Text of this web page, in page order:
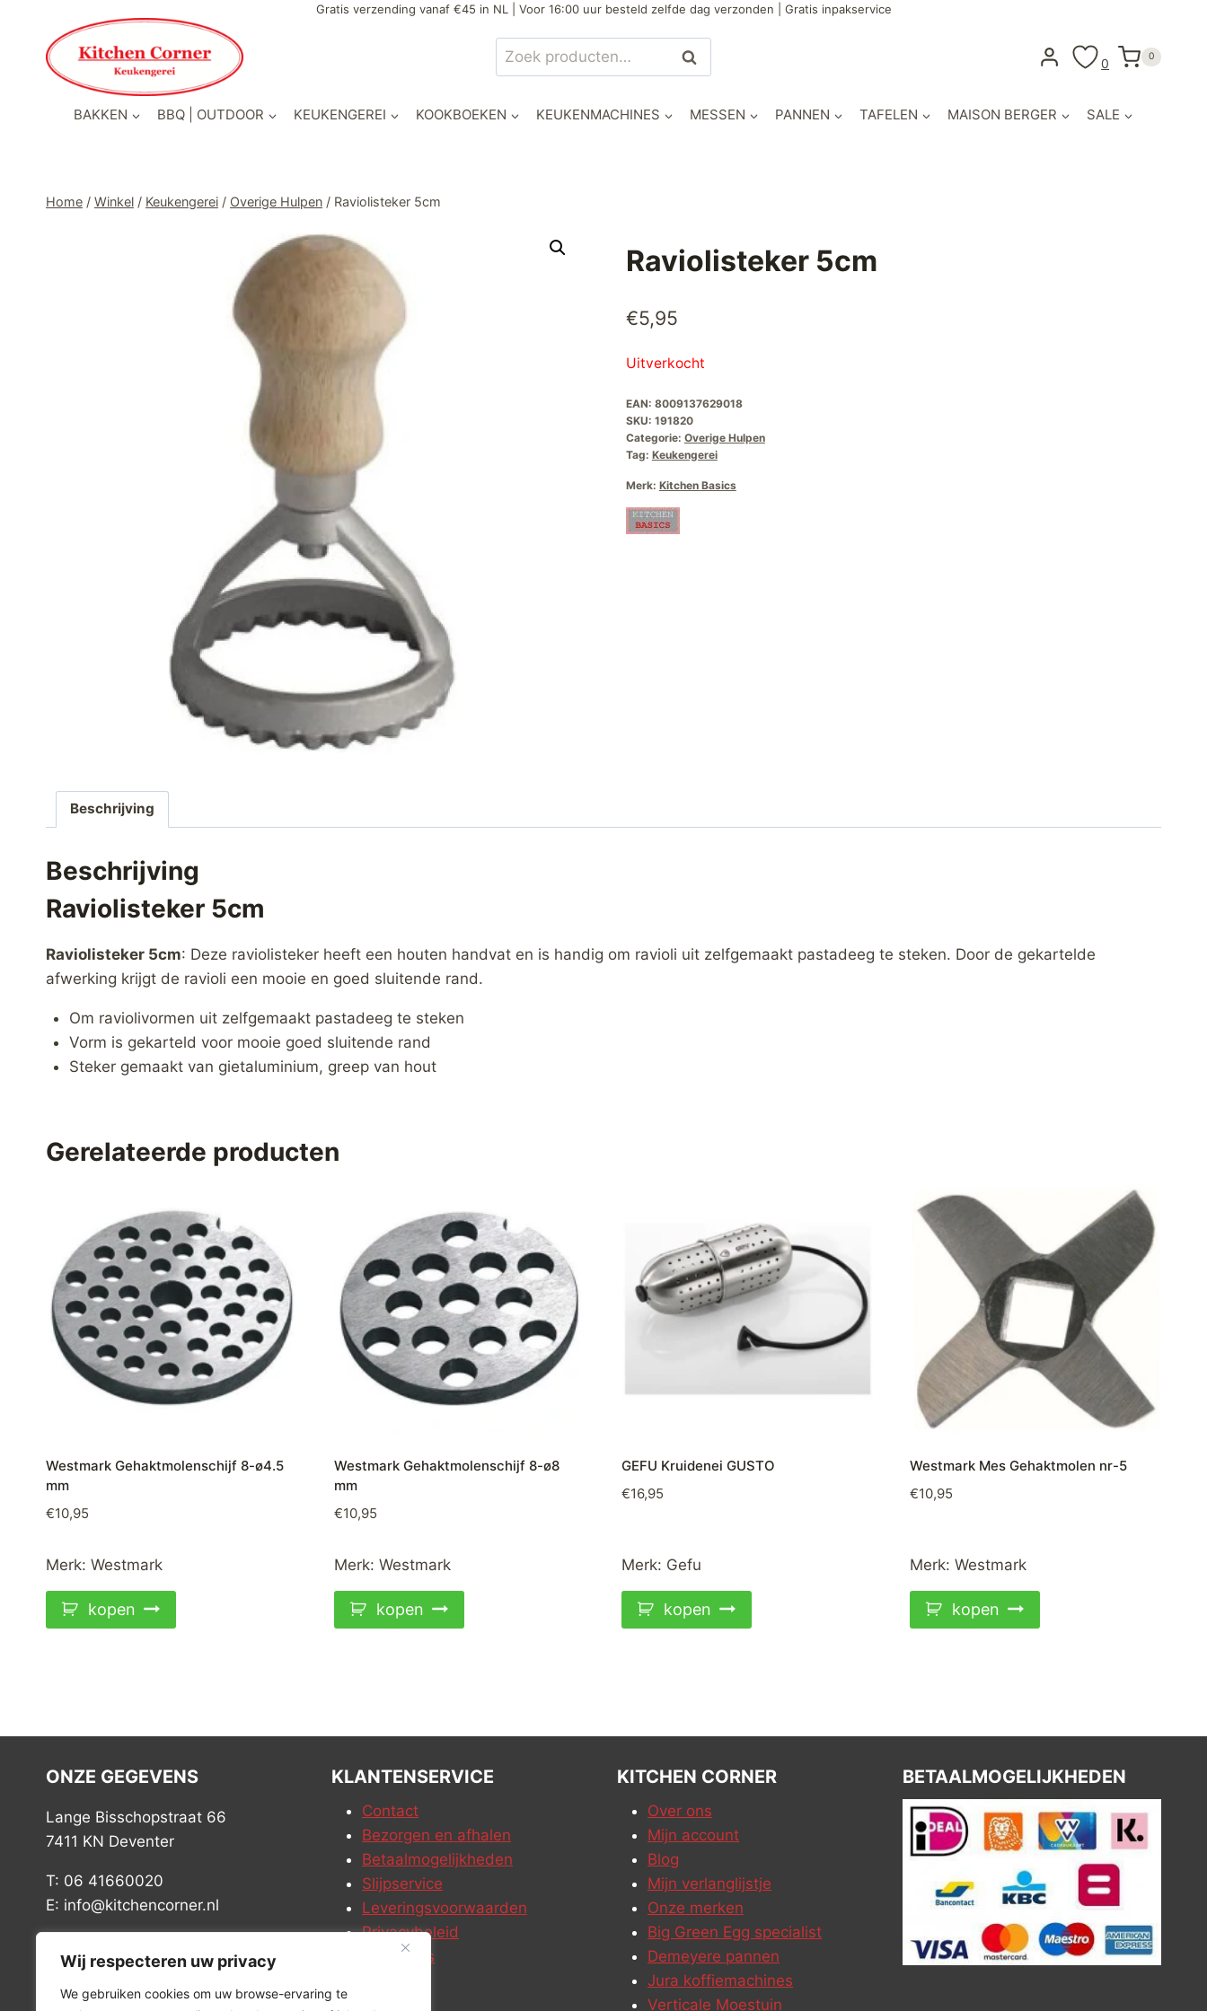
Wij respecteren uw privacy
We gebruiken cookies om uw browse-ervaring te
inhoud
Gratis verzending vanaf €45 in NL | Voor 16:00 uur besteld zelfde dag verzonden | Gratis inpakservice
Zoeken
naar:
Zoeken 0 0
BAKKEN BBQ | OUTDOOR KEUKENGEREI KOOKBOEKEN KEUKENMACHINES MESSEN PANNEN TAFELEN MAISON BERGER SALE
Home / Winkel / Keukengerei / Overige Hulpen / Raviolisteker 5cm
Raviolisteker 5cm
€5,95
Uitverkocht
EAN: 8009137629018
SKU: 191820
Categorie: Overige Hulpen
Tag: Keukengerei
Merk: Kitchen Basics
Beschrijving
Beschrijving
Raviolisteker 5cm
Raviolisteker 5cm: Deze raviolisteker heeft een houten handvat en is handig om ravioli uit zelfgemaakt pastadeeg te steken. Door de gekartelde
afwerking krijgt de ravioli een mooie en goed sluitende rand.
Om raviolivormen uit zelfgemaakt pastadeeg te steken
Vorm is gekarteld voor mooie goed sluitende rand
Steker gemaakt van gietaluminium, greep van hout
Gerelateerde producten
Westmark Gehaktmolenschijf 8-ø4.5
mm
€10,95
Merk: Westmark
kopen
Westmark Gehaktmolenschijf 8-ø8
mm
€10,95
Merk: Westmark
kopen
GEFU Kruidenei GUSTO
€16,95
Merk: Gefu
kopen
Westmark Mes Gehaktmolen nr-5
€10,95
Merk: Westmark
kopen
ONZE GEGEVENS
Lange Bisschopstraat 66
7411 KN Deventer
T: 06 41660020
E: info@kitchencorner.nl
BTW: NL001915997B81
KLANTENSERVICE
Contact
Bezorgen en afhalen
Betaalmogelijkheden
Slijpservice
Leveringsvoorwaarden
Privacybeleid
Vacatures
KITCHEN CORNER
Over ons
Mijn account
Blog
Mijn verlanglijstje
Onze merken
Big Green Egg specialist
Demeyere pannen
Jura koffiemachines
Verticale Moestuin
BETAALMOGELIJKHEDEN